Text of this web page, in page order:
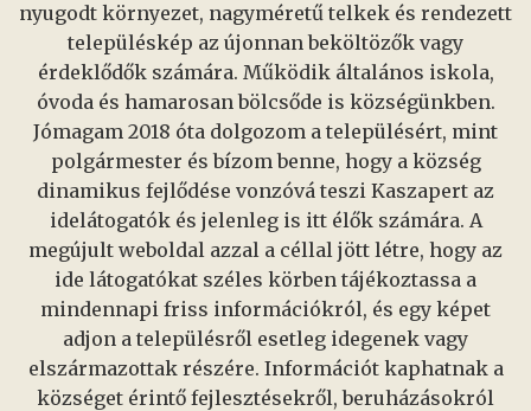
nyugodt környezet, nagyméretű telkek és rendezett
településkép az újonnan beköltözők vagy
érdeklődők számára. Működik általános iskola,
óvoda és hamarosan bölcsőde is községünkben.
Jómagam 2018 óta dolgozom a településért, mint
polgármester és bízom benne, hogy a község
dinamikus fejlődése vonzóvá teszi Kaszapert az
idelátogatók és jelenleg is itt élők számára. A
megújult weboldal azzal a céllal jött létre, hogy az
ide látogatókat széles körben tájékoztassa a
mindennapi friss információkról, és egy képet
adjon a településről esetleg idegenek vagy
elszármazottak részére. Információt kaphatnak a
községet érintő fejlesztésekről, beruházásokról